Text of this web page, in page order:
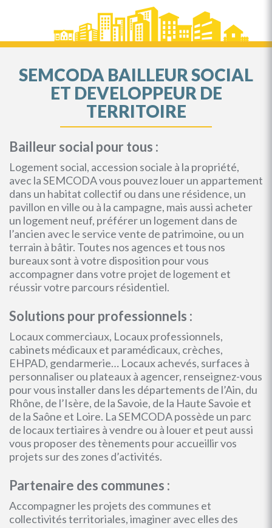
SEMCODA BAILLEUR SOCIAL
ET DEVELOPPEUR DE
TERRITOIRE
Bailleur social pour tous :
Logement social, accession sociale à la propriété,
avec la SEMCODA vous pouvez louer un appartement
dans un habitat collectif ou dans une résidence, un
pavillon en ville ou à la campagne, mais aussi acheter
un logement neuf, préférer un logement dans de
l’ancien avec le service vente de patrimoine, ou un
terrain à bâtir. Toutes nos agences et tous nos
bureaux sont à votre disposition pour vous
accompagner dans votre projet de logement et
réussir votre parcours résidentiel.
Solutions pour professionnels :
Locaux commerciaux, Locaux professionnels,
cabinets médicaux et paramédicaux, crèches,
EHPAD, gendarmerie… Locaux achevés, surfaces à
personnaliser ou plateaux à agencer, renseignez-vous
pour vous installer dans les départements de l’Ain, du
Rhône, de l’Isère, de la Savoie, de la Haute Savoie et
de la Saône et Loire. La SEMCODA possède un parc
de locaux tertiaires à vendre ou à louer et peut aussi
vous proposer des tènements pour accueillir vos
projets sur des zones d’activités.
Partenaire des communes :
Accompagner les projets des communes et
collectivités territoriales, imaginer avec elles des